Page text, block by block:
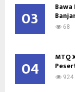
03 68
04 MTQ
924